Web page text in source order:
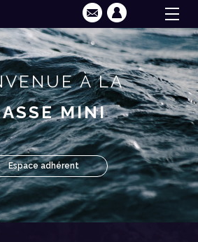
À LA
MINI
Espace adhérent